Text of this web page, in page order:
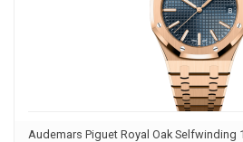
Audemars Piguet Royal Oak Selfwinding